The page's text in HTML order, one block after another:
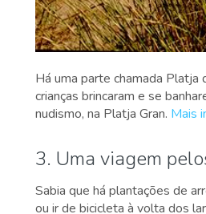
Há uma parte chamada Platja
crianças brincaram e se
nudismo, na Platja Gran. Mais
3. Uma viagem
Sabia que há plantações de
ou ir de bicicleta à volta dos